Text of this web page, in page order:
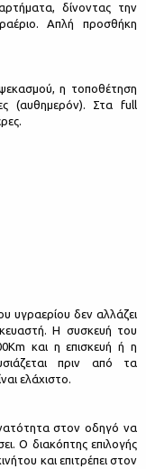
δίνοντας την
Απλή προσθήκη
η τοποθέτηση
(αυθημερόν). Στα full
υγραερίου δεν αλλάζει
Η συσκευή του
και η επισκευή ή η
πριν από τα
ελάχιστο.
στον οδηγό να
Ο διακόπτης επιλογής
και επιτρέπει στον